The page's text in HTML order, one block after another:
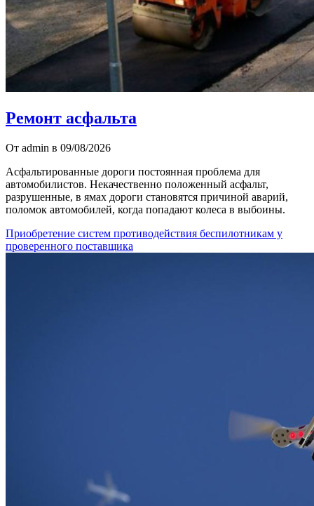
Ремонт асфальта
От admin в 09/08/2026
Асфальтированные дороги постоянная проблема для
автомобилистов. Некачественно положенный асфальт,
разрушенные, в ямах дороги становятся причиной аварий,
поломок автомобилей, когда попадают колеса в выбоины.
Приобретение систем противодействия беспилотникам у
проверенного поставщика